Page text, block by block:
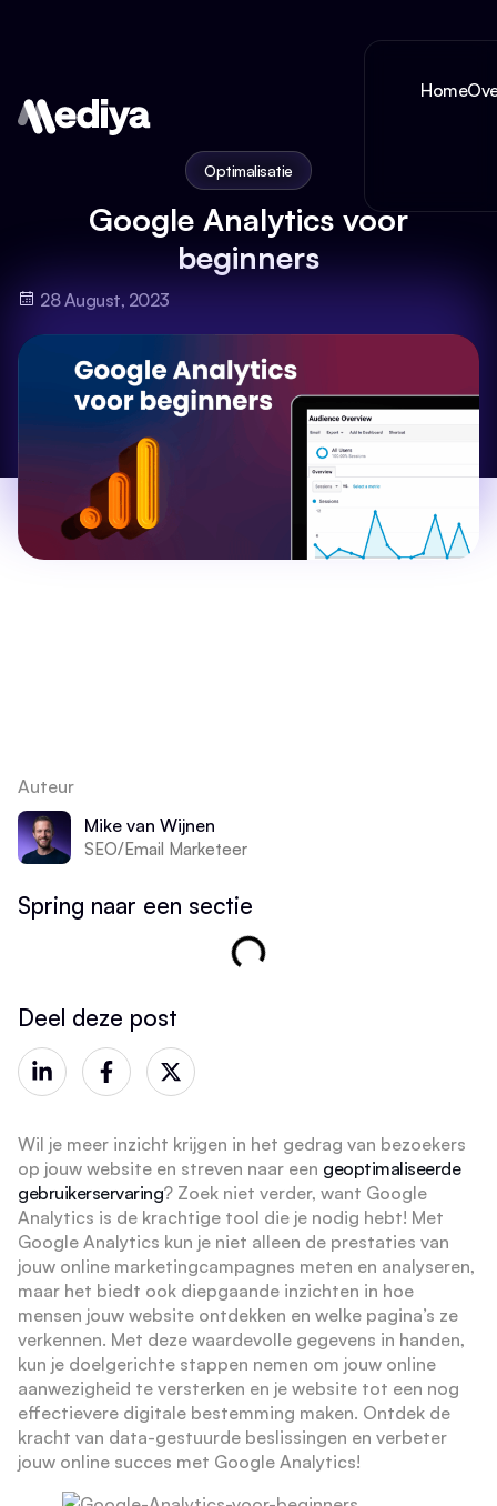
Home
Optimalisatie
Google Analytics voor
beginners
28 August, 2023
Auteur
Mike van Wijnen
SEO/Email Marketeer
Spring naar een sectie
Deel deze post
Wil je meer inzicht krijgen in het gedrag van bezoekers
op jouw website en streven naar een geoptimaliseerde
gebruikerservaring? Zoek niet verder, want Google
Analytics is de krachtige tool die je nodig hebt! Met
Google Analytics kun je niet alleen de prestaties van
jouw online marketingcampagnes meten en analyseren,
maar het biedt ook diepgaande inzichten in hoe
mensen jouw website ontdekken en welke pagina’s ze
verkennen. Met deze waardevolle gegevens in handen,
kun je doelgerichte stappen nemen om jouw online
aanwezigheid te versterken en je website tot een nog
effectievere digitale bestemming maken. Ontdek de
kracht van data-gestuurde beslissingen en verbeter
jouw online succes met Google Analytics!